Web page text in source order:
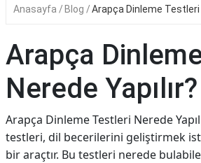
Anasayfa Blog Arapça Dinleme Testleri
Arapça
Nerede Yapılır?
Arapça Dinleme Testleri Nerede
testleri, dil becerilerini geliştirmek
bir araçtır. Bu testleri nerede